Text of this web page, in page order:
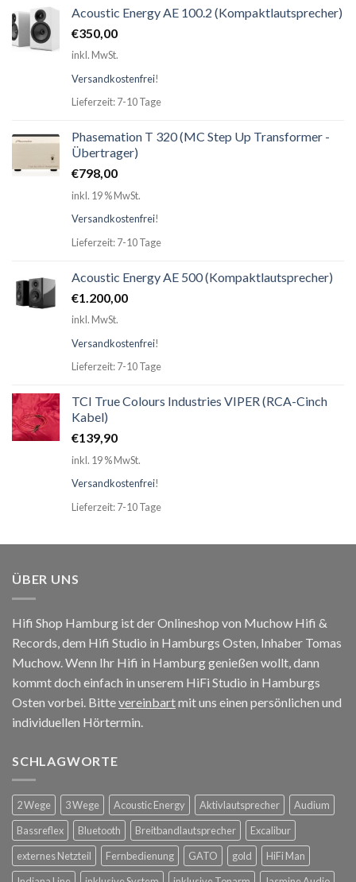
Acoustic Energy AE 100.2 (Kompaktlautsprecher)
€350,00
inkl. MwSt.
Versandkostenfrei!
Lieferzeit: 7-10 Tage
Phasemation T 320 (MC Step Up Transformer -
Übertrager)
€798,00
inkl. 19 % MwSt.
Versandkostenfrei!
Lieferzeit: 7-10 Tage
Acoustic Energy AE 500 (Kompaktlautsprecher)
€1.200,00
inkl. MwSt.
Versandkostenfrei!
Lieferzeit: 7-10 Tage
TCI True Colours Industries VIPER (RCA-Cinch
Kabel)
€139,90
inkl. 19 % MwSt.
Versandkostenfrei!
Lieferzeit: 7-10 Tage
ÜBER UNS
Hifi Shop Hamburg ist der Onlineshop von Muchow Hifi &
Records, dem Hifi Studio in Hamburgs Osten, Inhaber Tomas
Muchow. Wenn Ihr Hifi in Hamburg genießen wollt, dann
kommt doch einfach in unserem HiFi Studio in Hamburgs
Osten vorbei. Bittevereinbartmit uns einen persönlichen und
individuellen Hörtermin.
SCHLAGWORTE
2 Wege 3 Wege Acoustic Energy Aktivlautsprecher
Audium
Bassreflex
Bluetooth Breitbandlautsprecher
Excalibur
externes Netzteil
Fernbedienung GATO gold
HiFi Man